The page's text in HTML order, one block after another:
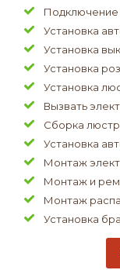
Подключение
Установка
Установка
Установка
Установка
Вызвать
Сборка
Установка
Монтаж
Монтаж и
Монтаж
Установка бра